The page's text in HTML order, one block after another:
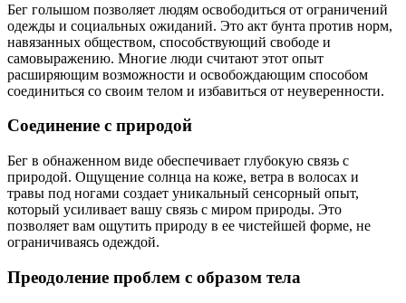
Бег голышом позволяет людям освободиться от ограничений
одежды и социальных ожиданий. Это акт бунта против норм,
навязанных обществом, способствующий свободе и
самовыражению. Многие люди считают этот опыт
расширяющим возможности и освобождающим способом
соединиться со своим телом и избавиться от неуверенности.
Соединение с природой
Бег в обнаженном виде обеспечивает глубокую связь с
природой. Ощущение солнца на коже, ветра в волосах и
травы под ногами создает уникальный сенсорный опыт,
который усиливает вашу связь с миром природы. Это
позволяет вам ощутить природу в ее чистейшей форме, не
ограничиваясь одеждой.
Преодоление проблем с образом тела